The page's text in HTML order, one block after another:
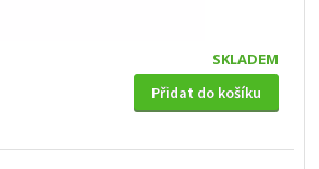
SKLADEM
Přidat do košíku